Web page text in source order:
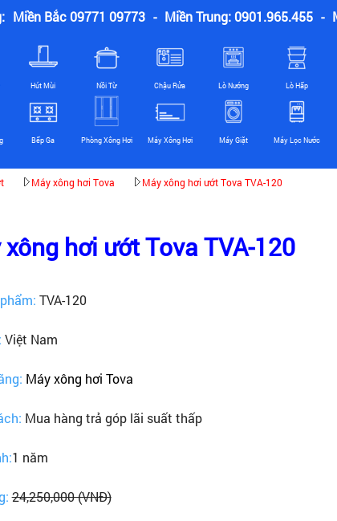
Miền Bắc 09771 09773 - Miền Trung: 0901.965.455 -
Hút Mùi Nồi Từ Chậu Rửa Lò Nướng Lò Hấp
Bếp Ga Phòng Xông Hơi Máy Xông Hơi Máy Giặt Máy Lọc Nước
Máy xông hơi Tova Máy xông hơi ướt Tova TVA-120
xông hơi ướt Tova TVA-120
TVA-120
Việt Nam
Máy xông hơi Tova
Mua hàng trả góp lãi suất thấp
1 năm
24,250,000 (VNĐ)